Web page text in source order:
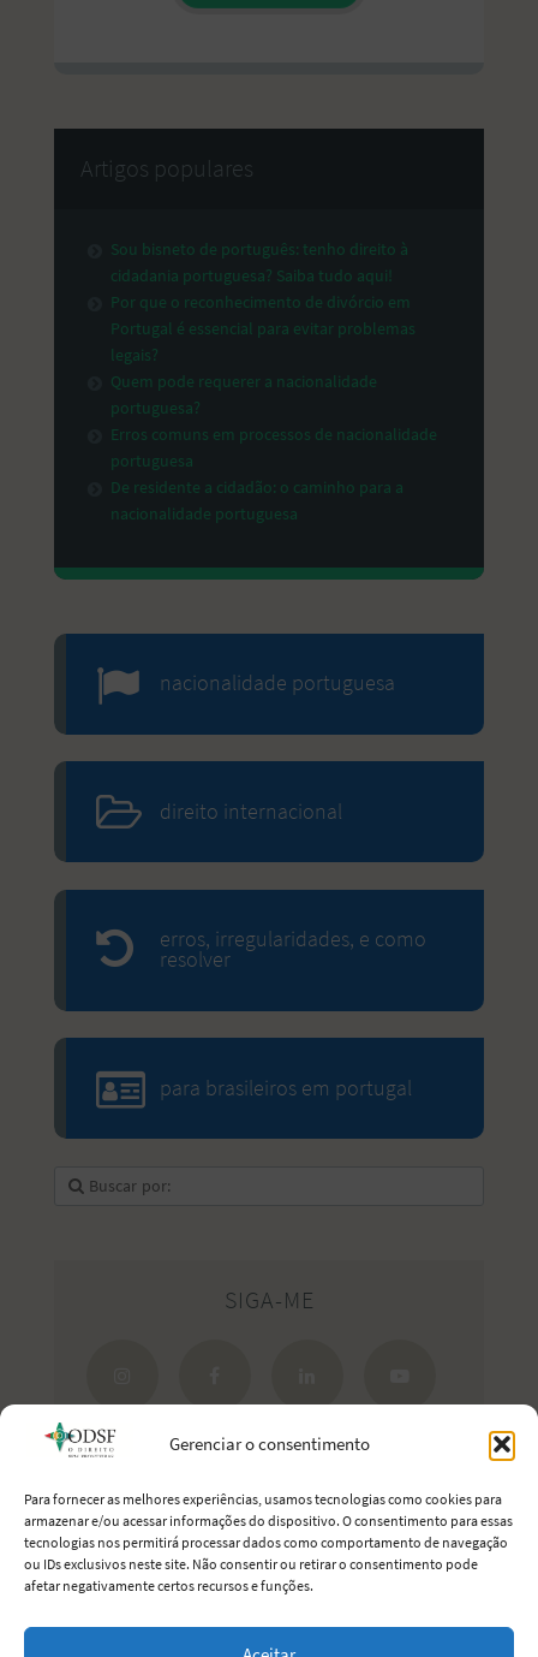
Gerenciar o consentimento
Para fornecer as melhores experiências, usamos tecnologias como cookies para
armazenar e/ou acessar informações do dispositivo. O consentimento para essas
tecnologias nos permitirá processar dados como comportamento de navegação
ou IDs exclusivos neste site. Não consentir ou retirar o consentimento pode
afetar negativamente certos recursos e funções.
Artigos populares
Sou bisneto de português: tenho direito à
cidadania portuguesa? Saiba tudo aqui!
Por que o reconhecimento de divórcio em
Portugal é essencial para evitar problemas
legais?
Quem pode requerer a nacionalidade
portuguesa?
Erros comuns em processos de nacionalidade
portuguesa
De residente a cidadão: o caminho para a
nacionalidade portuguesa
nacionalidade portuguesa
direito internacional
erros, irregularidades, e como
resolver
para brasileiros em portugal
SIGA-ME
Estreite seus laços com Portugal.